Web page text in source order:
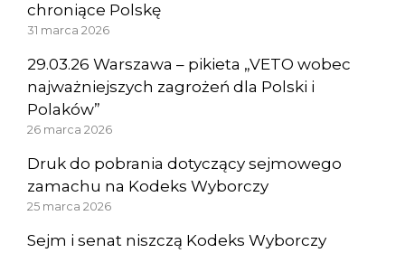
chroniące Polskę
31 marca 2026
29.03.26 Warszawa – pikieta „VETO wobec
najważniejszych zagrożeń dla Polski i
Polaków”
26 marca 2026
Druk do pobrania dotyczący sejmowego
zamachu na Kodeks Wyborczy
25 marca 2026
Sejm i senat niszczą Kodeks Wyborczy